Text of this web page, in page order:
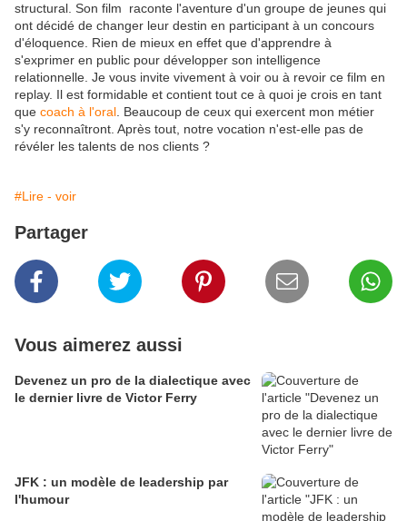
structural. Son film raconte l'aventure d'un groupe de jeunes qui
ont décidé de changer leur destin en participant à un concours
d'éloquence. Rien de mieux en effet que d'apprendre à
s'exprimer en public pour développer son intelligence
relationnelle. Je vous invite vivement à voir ou à revoir ce film en
replay. Il est formidable et contient tout ce à quoi je crois en tant
que coach à l'oral . Beaucoup de ceux qui exercent mon métier
s'y reconnaîtront. Après tout, notre vocation n'est-elle pas de
révéler les talents de nos clients ?
#Lire - voir
Partager
Vous aimerez aussi
Devenez un pro de la dialectique avec
le dernier livre de Victor Ferry
JFK : un modèle de leadership par
l'humour